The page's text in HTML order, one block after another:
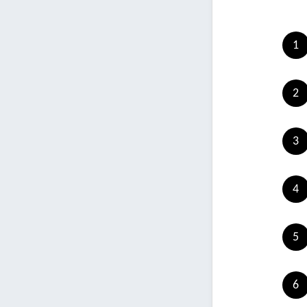
1
2
3
4
5
6